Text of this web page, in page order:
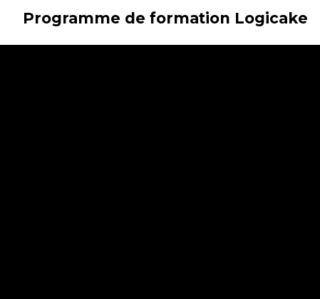
Programme de formation Logicake